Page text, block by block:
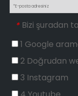
* Bizi şuradan
1 Google
2 Doğrudan
3 Instagram